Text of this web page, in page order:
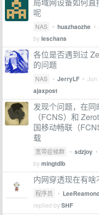
呢
NAS • huazhaozhe •
byleschans
各位是否遇到过
的问题
NAS • JerryLF • Jun
ajaxpost
发现个问题，在
（FCNS）和
国移动畅联（
载
宽带症候群 • sdzjoy •
bymingtdlb
内网穿透现在有啥
程序员 •
replied bySHF